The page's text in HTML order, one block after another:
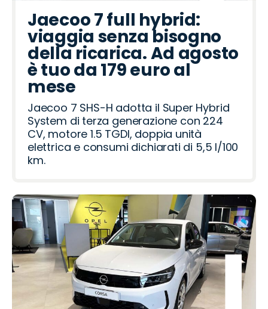
d
a
l
r
a
t
g
e
o
t
n
d
a
i
r
o
ë
n
p
d
R
o
v
e
r
d
a
c
o
o
t
c
i
a
r
t
h
a
R
o
m
e
o
Jaecoo 7 full hybrid:
viaggia senza bisogno
della ricarica. Ad agosto
è tuo da 179 euro al
mese
Jaecoo 7 SHS-H adotta il Super Hybrid
System di terza generazione con 224
CV, motore 1.5 TGDI, doppia unità
elettrica e consumi dichiarati di 5,5 l/100
km.